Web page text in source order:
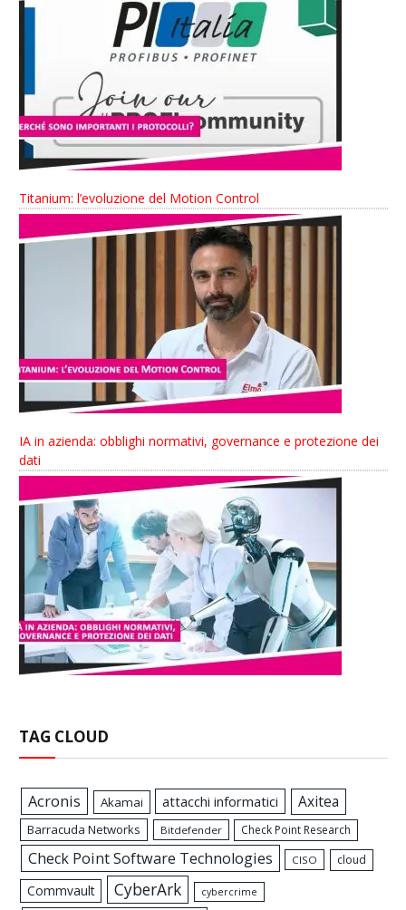
Titanium: l’evoluzione del Motion Control
IA in azienda: obblighi normativi, governance e protezione dei
dati
TAG CLOUD
Acronis Akamai attacchi informatici Axitea
Barracuda Networks Bitdefender Check Point Research
Check Point Software Technologies CISO cloud
Commvault CyberArk cybercrime